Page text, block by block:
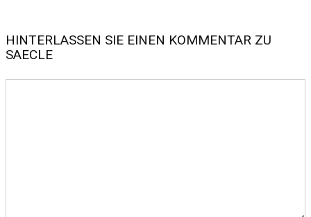
HINTERLASSEN SIE EINEN KOMMENTAR ZU
SAECLE